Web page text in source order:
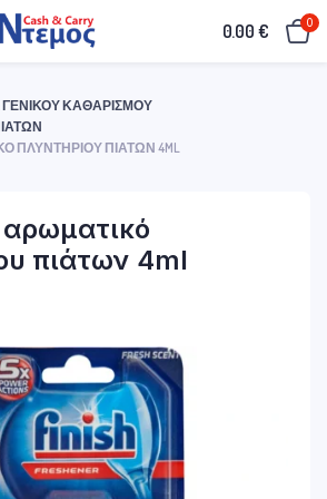
0.00€ 0
ΚΑΘΑΡΙΣΜΟΎ
ΠΛΥΝΤΗΡΊΟΥ ΠΙΆΤΩΝ 4ML
πιάτων 4ml